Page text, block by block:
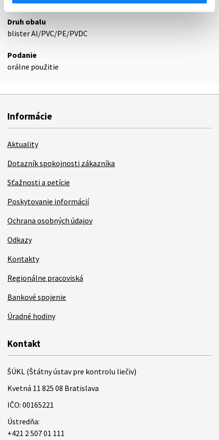
Druh obalu
blister Al/PVC/PE/PVDC
Podanie
orálne použitie
Informácie
Aktuality
Dotazník spokojnosti zákazníka
Sťažnosti a petície
Poskytovanie informácií
Ochrana osobných údajov
Odkazy
Kontakty
Regionálne pracoviská
Bankové spojenie
Úradné hodiny
Kontakt
ŠÚKL (Štátny ústav pre kontrolu liečiv)
Kvetná 11 825 08 Bratislava
IČO: 00165221
Ústredňa:
+421 2 507 01 111